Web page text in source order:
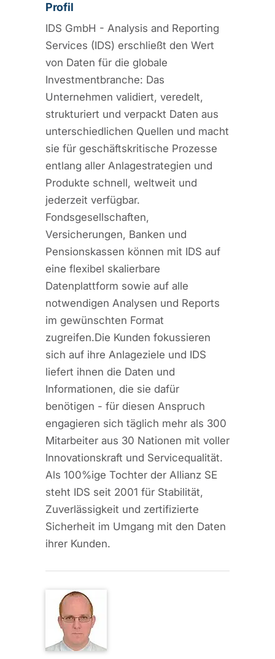
Profil
IDS GmbH - Analysis and Reporting
Services (IDS) erschließt den Wert
von Daten für die globale
Investmentbranche: Das
Unternehmen validiert, veredelt,
strukturiert und verpackt Daten aus
unterschiedlichen Quellen und macht
sie für geschäftskritische Prozesse
entlang aller Anlagestrategien und
Produkte schnell, weltweit und
jederzeit verfügbar.
Fondsgesellschaften,
Versicherungen, Banken und
Pensionskassen können mit IDS auf
eine flexibel skalierbare
Datenplattform sowie auf alle
notwendigen Analysen und Reports
im gewünschten Format
zugreifen.Die Kunden fokussieren
sich auf ihre Anlageziele und IDS
liefert ihnen die Daten und
Informationen, die sie dafür
benötigen - für diesen Anspruch
engagieren sich täglich mehr als 300
Mitarbeiter aus 30 Nationen mit voller
Innovationskraft und Servicequalität.
Als 100%ige Tochter der Allianz SE
steht IDS seit 2001 für Stabilität,
Zuverlässigkeit und zertifizierte
Sicherheit im Umgang mit den Daten
ihrer Kunden.